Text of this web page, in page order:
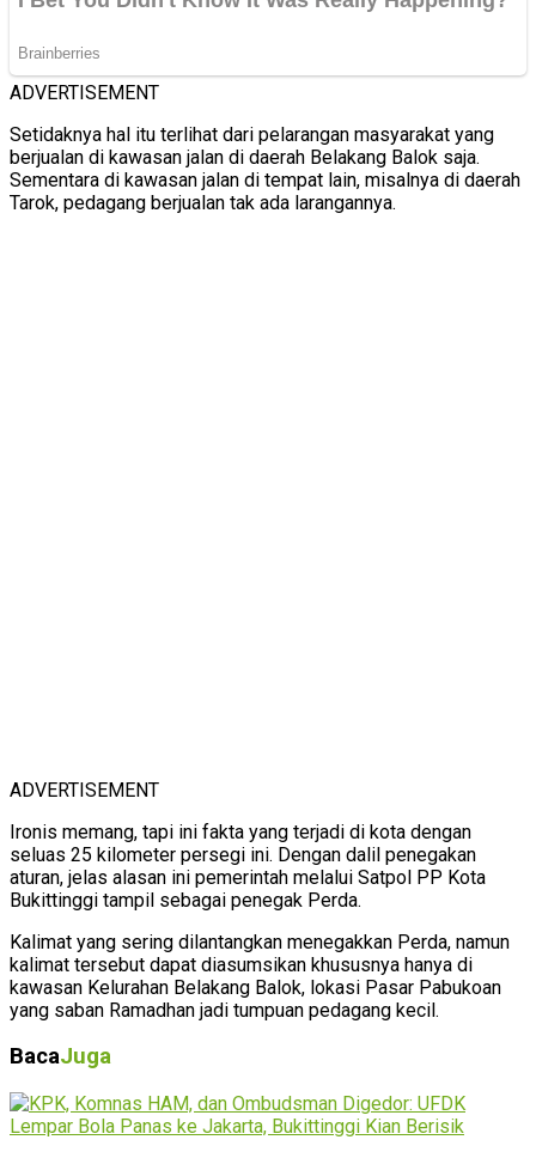
ADVERTISEMENT
Setidaknya hal itu terlihat dari pelarangan masyarakat yang
berjualan di kawasan jalan di daerah Belakang Balok saja.
Sementara di kawasan jalan di tempat lain, misalnya di daerah
Tarok, pedagang berjualan tak ada larangannya.
ADVERTISEMENT
Ironis memang, tapi ini fakta yang terjadi di kota dengan
seluas 25 kilometer persegi ini. Dengan dalil penegakan
aturan, jelas alasan ini pemerintah melalui Satpol PP Kota
Bukittinggi tampil sebagai penegak Perda.
Kalimat yang sering dilantangkan menegakkan Perda, namun
kalimat tersebut dapat diasumsikan khususnya hanya di
kawasan Kelurahan Belakang Balok, lokasi Pasar Pabukoan
yang saban Ramadhan jadi tumpuan pedagang kecil.
BacaJuga